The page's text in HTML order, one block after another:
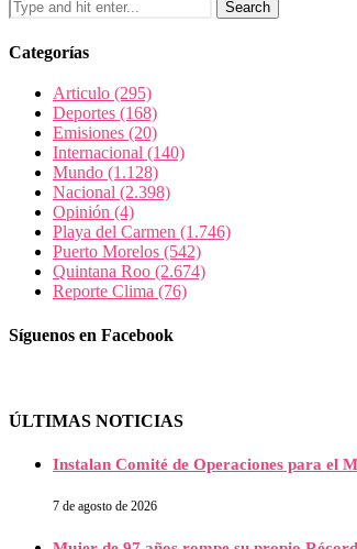
Categorías
Articulo (295)
Deportes (168)
Emisiones (20)
Internacional (140)
Mundo (1.128)
Nacional (2.398)
Opinión (4)
Playa del Carmen (1.746)
Puerto Morelos (542)
Quintana Roo (2.674)
Reporte Clima (76)
Síguenos en Facebook
ÚLTIMAS NOTICIAS
Instalan Comité de Operaciones para el
7 de agosto de 2026